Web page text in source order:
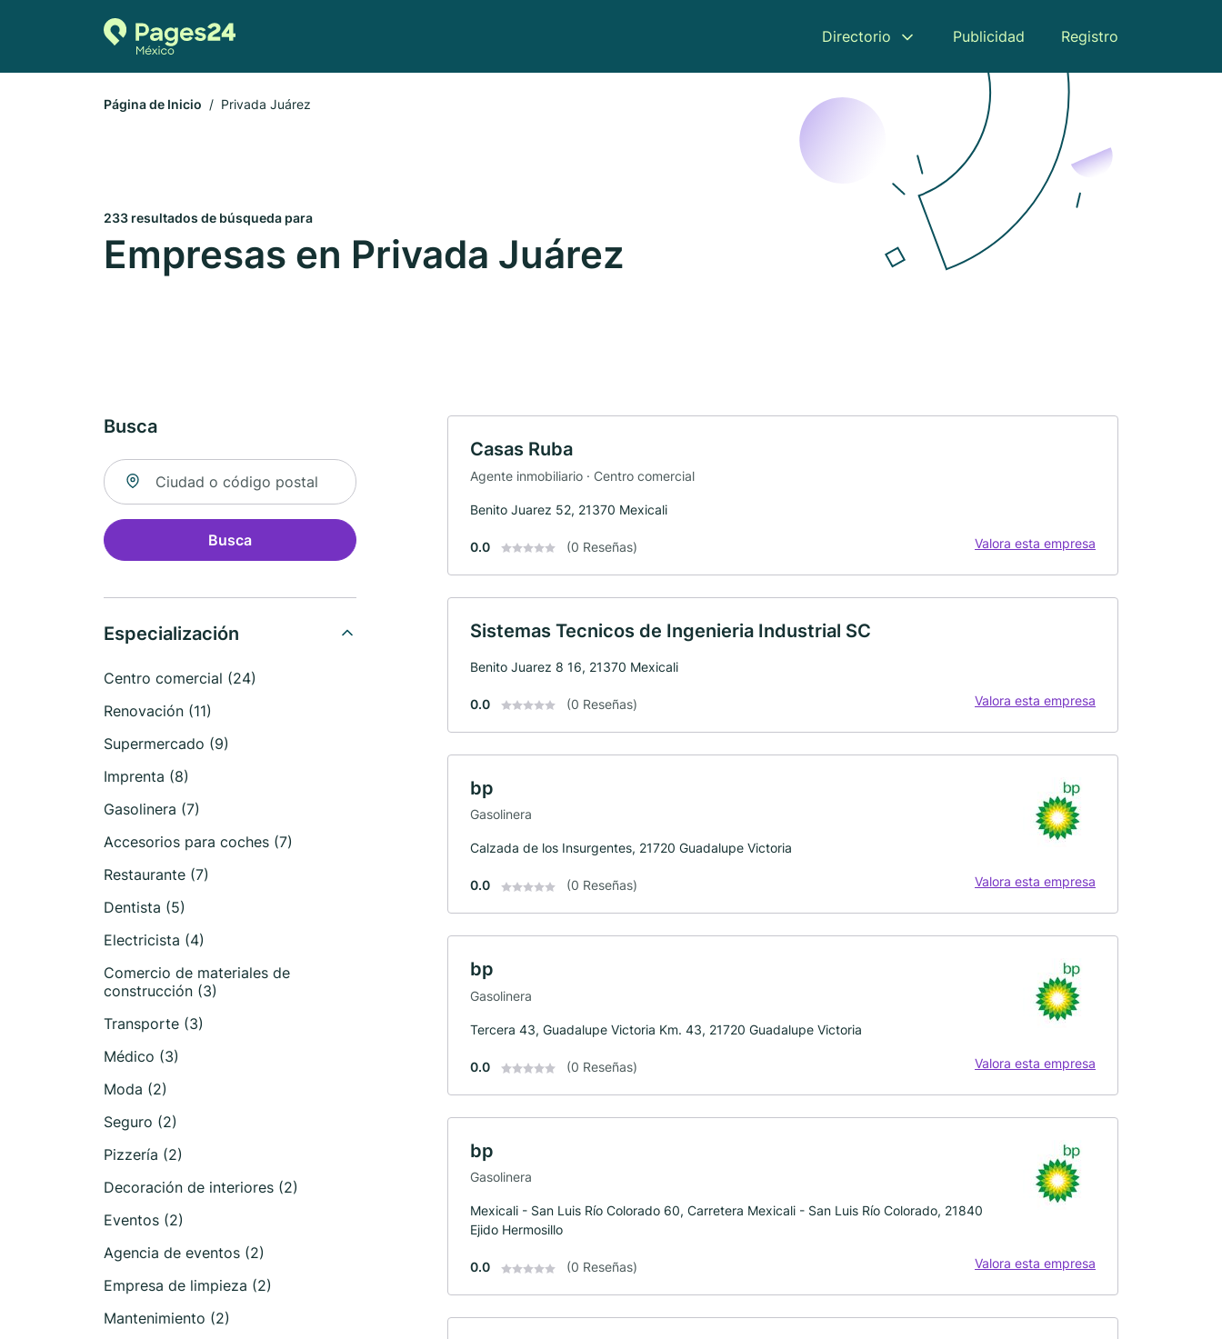
Directorio Publicidad Registro
Página de Inicio Privada Juárez
233 resultados de búsqueda para
Empresas en Privada Juárez
Busca
Buscar ubicación
Busca
Especialización
Centro comercial (24)
Renovación (11)
Supermercado (9)
Imprenta (8)
Gasolinera (7)
Accesorios para coches (7)
Restaurante (7)
Dentista (5)
Electricista (4)
Comercio de materiales de
construcción (3)
Transporte (3)
Médico (3)
Moda (2)
Seguro (2)
Pizzería (2)
Decoración de interiores (2)
Eventos (2)
Agencia de eventos (2)
Empresa de limpieza (2)
Mantenimiento (2)
Casas Ruba
Agente inmobiliario · Centro comercial
Benito Juarez 52, 21370 Mexicali
0.0 (0 Reseñas) Valora esta empresa
Sistemas Tecnicos de Ingenieria Industrial SC
Benito Juarez 8 16, 21370 Mexicali
0.0 (0 Reseñas) Valora esta empresa
bp
Gasolinera
Calzada de los Insurgentes, 21720 Guadalupe Victoria
0.0 (0 Reseñas) Valora esta empresa
bp
Gasolinera
Tercera 43, Guadalupe Victoria Km. 43, 21720 Guadalupe Victoria
0.0 (0 Reseñas) Valora esta empresa
bp
Gasolinera
Mexicali - San Luis Río Colorado 60, Carretera Mexicali - San Luis Río Colorado, 21840
Ejido Hermosillo
0.0 (0 Reseñas) Valora esta empresa